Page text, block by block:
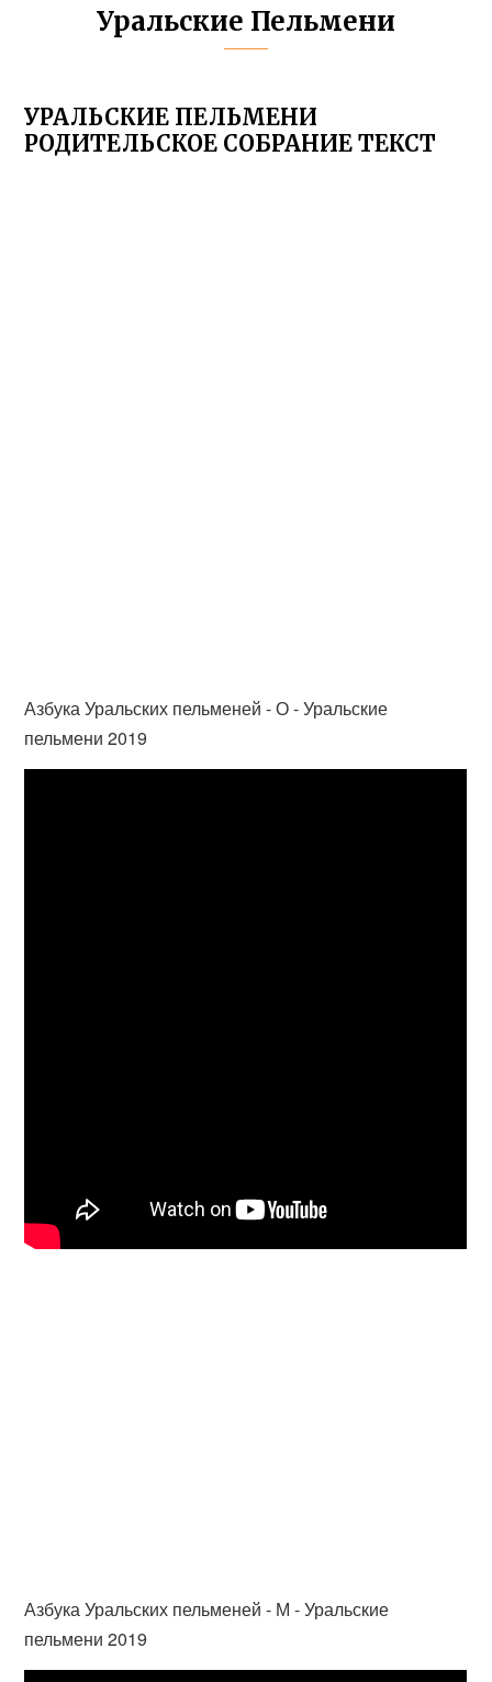
Уральские Пельмени
УРАЛЬСКИЕ ПЕЛЬМЕНИ
РОДИТЕЛЬСКОЕ СОБРАНИЕ ТЕКСТ
Азбука Уральских пельменей - О - Уральские
пельмени 2019
Азбука Уральских пельменей - М - Уральские
пельмени 2019